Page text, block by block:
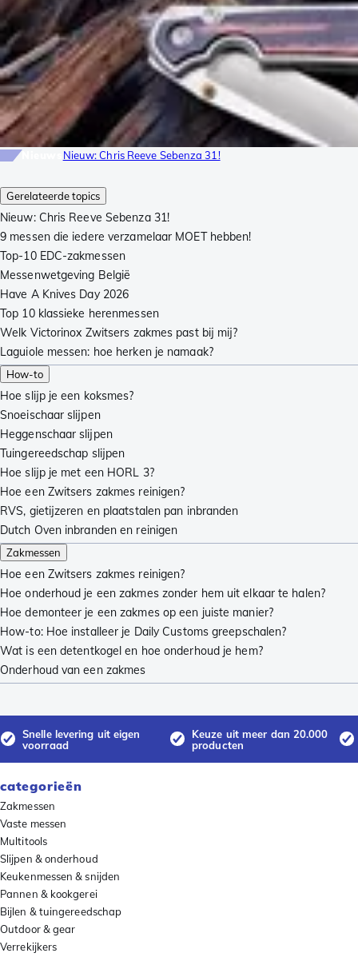
Gerelateerde topics
Nieuw: Chris Reeve Sebenza 31!
9 messen die iedere verzamelaar MOET hebben!
Top-10 EDC-zakmessen
Messenwetgeving België
Have A Knives Day 2026
Top 10 klassieke herenmessen
Welk Victorinox Zwitsers zakmes past bij mij?
Laguiole messen: hoe herken je namaak?
How-to
Hoe slijp je een koksmes?
Snoeischaar slijpen
Heggenschaar slijpen
Tuingereedschap slijpen
Hoe slijp je met een HORL 3?
Hoe een Zwitsers zakmes reinigen?
RVS, gietijzeren en plaatstalen pan inbranden
Dutch Oven inbranden en reinigen
Zakmessen
Hoe een Zwitsers zakmes reinigen?
Hoe onderhoud je een zakmes zonder hem uit elkaar te halen?
Hoe demonteer je een zakmes op een juiste manier?
How-to: Hoe installeer je Daily Customs greepschalen?
Wat is een detentkogel en hoe onderhoud je hem?
Onderhoud van een zakmes
Nieuw: Chris Reeve Sebenza 31!
Snelle levering uit eigen
voorraad
Keuze uit meer dan 20.000
producten
categorieën
Zakmessen
Vaste messen
Multitools
Slijpen & onderhoud
Keukenmessen & snijden
Pannen & kookgerei
Bijlen & tuingereedschap
Outdoor & gear
Verrekijkers